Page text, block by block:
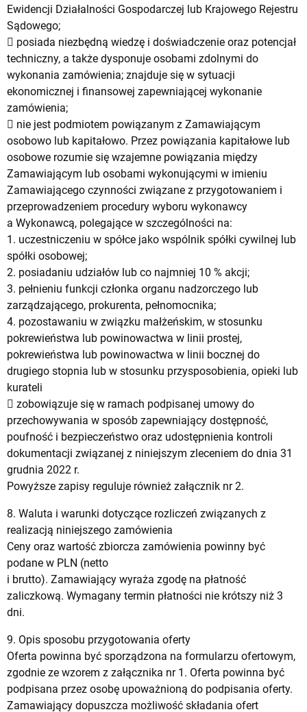
Ewidencji Działalności Gospodarczej lub Krajowego Rejestru
Sądowego;
 posiada niezbędną wiedzę i doświadczenie oraz potencjał
techniczny, a także dysponuje osobami zdolnymi do
wykonania zamówienia; znajduje się w sytuacji
ekonomicznej i finansowej zapewniającej wykonanie
zamówienia;
 nie jest podmiotem powiązanym z Zamawiającym
osobowo lub kapitałowo. Przez powiązania kapitałowe lub
osobowe rozumie się wzajemne powiązania między
Zamawiającym lub osobami wykonującymi w imieniu
Zamawiającego czynności związane z przygotowaniem i
przeprowadzeniem procedury wyboru wykonawcy
a Wykonawcą, polegające w szczególności na:
1. uczestniczeniu w spółce jako wspólnik spółki cywilnej lub
spółki osobowej;
2. posiadaniu udziałów lub co najmniej 10 % akcji;
3. pełnieniu funkcji członka organu nadzorczego lub
zarządzającego, prokurenta, pełnomocnika;
4. pozostawaniu w związku małżeńskim, w stosunku
pokrewieństwa lub powinowactwa w linii prostej,
pokrewieństwa lub powinowactwa w linii bocznej do
drugiego stopnia lub w stosunku przysposobienia, opieki lub
kurateli
 zobowiązuje się w ramach podpisanej umowy do
przechowywania w sposób zapewniający dostępność,
poufność i bezpieczeństwo oraz udostępnienia kontroli
dokumentacji związanej z niniejszym zleceniem do dnia 31
grudnia 2022 r.
Powyższe zapisy reguluje również załącznik nr 2.
8. Waluta i warunki dotyczące rozliczeń związanych z
realizacją niniejszego zamówienia
Ceny oraz wartość zbiorcza zamówienia powinny być
podane w PLN (netto
i brutto). Zamawiający wyraża zgodę na płatność
zaliczkową. Wymagany termin płatności nie krótszy niż 3
dni.
9. Opis sposobu przygotowania oferty
Oferta powinna być sporządzona na formularzu ofertowym,
zgodnie ze wzorem z załącznika nr 1. Oferta powinna być
podpisana przez osobę upoważnioną do podpisania oferty.
Zamawiający dopuszcza możliwość składania ofert